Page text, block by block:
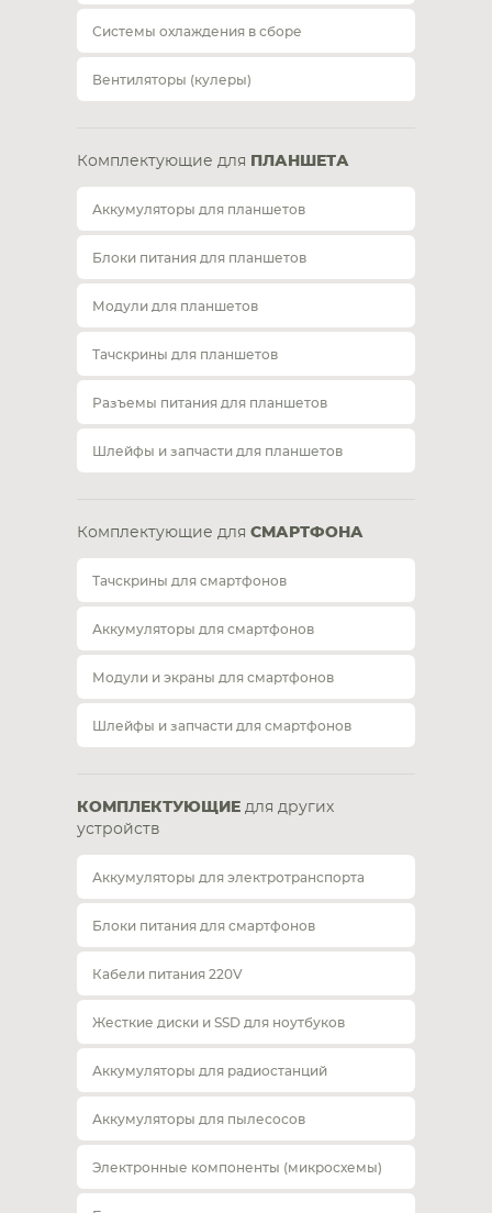
Системы охлаждения в сборе
Вентиляторы (кулеры)
Комплектующие для ПЛАНШЕТА
Аккумуляторы для планшетов
Блоки питания для планшетов
Модули для планшетов
Тачскрины для планшетов
Разъемы питания для планшетов
Шлейфы и запчасти для планшетов
Комплектующие для СМАРТФОНА
Тачскрины для смартфонов
Аккумуляторы для смартфонов
Модули и экраны для смартфонов
Шлейфы и запчасти для смартфонов
КОМПЛЕКТУЮЩИЕ для других
устройств
Аккумуляторы для электротранспорта
Блоки питания для смартфонов
Кабели питания 220V
Жесткие диски и SSD для ноутбуков
Аккумуляторы для радиостанций
Аккумуляторы для пылесосов
Электронные компоненты (микросхемы)